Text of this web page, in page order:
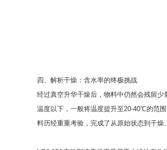
四、解析干燥：含水率的终极挑战
经过真空升华干燥后，物料中仍然会残留
温度以下，一般将温度提升至20-40℃的范
料历经重重考验，完成了从原始状态到干燥